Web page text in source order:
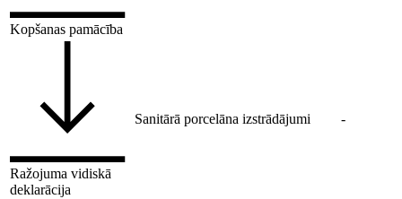
Kopšanas pamācība
Ražojuma vidiskā
deklarācija
Sanitārā porcelāna izstrādājumi -